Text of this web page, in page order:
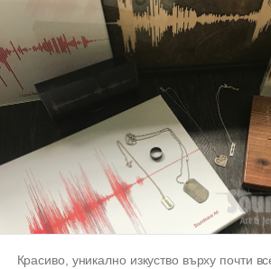
Красиво, уникално изкуство върху почти